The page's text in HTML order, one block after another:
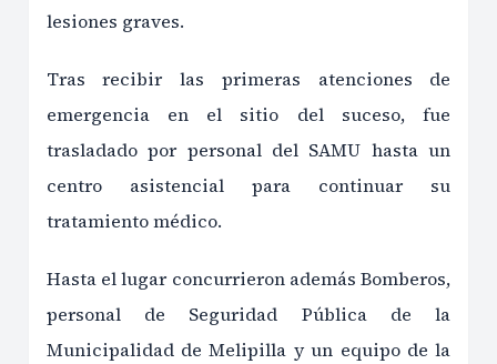
lesiones graves.
Tras recibir las primeras atenciones de
emergencia en el sitio del suceso, fue
trasladado por personal del SAMU hasta un
centro asistencial para continuar su
tratamiento médico.
Hasta el lugar concurrieron además Bomberos,
personal de Seguridad Pública de la
Municipalidad de Melipilla y un equipo de la